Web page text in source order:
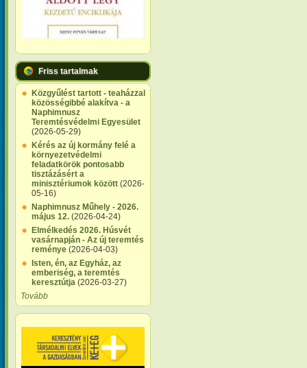
Friss tartalmak
Közgyűlést tartott - teaházzal
közösségibbé alakítva - a
Naphimnusz
Teremtésvédelmi Egyesület
(2026-05-29)
Kérés az új kormány felé a
környezetvédelmi
feladatkörök pontosabb
tisztázásért a
minisztériumok között (2026-
05-16)
Naphimnusz Műhely - 2026.
május 12. (2026-04-24)
Elmélkedés 2026. Húsvét
vasárnapján - Az új teremtés
reménye (2026-04-03)
Isten, én, az Egyház, az
emberiség, a teremtés
keresztútja (2026-03-27)
Tovább